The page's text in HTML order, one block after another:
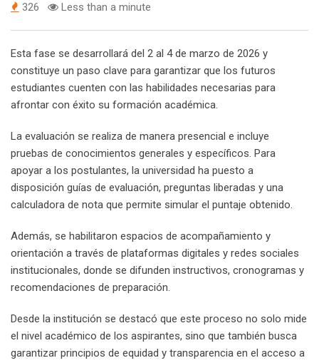
326 Less than a minute
Esta fase se desarrollará del 2 al 4 de marzo de 2026 y
constituye un paso clave para garantizar que los futuros
estudiantes cuenten con las habilidades necesarias para
afrontar con éxito su formación académica.
La evaluación se realiza de manera presencial e incluye
pruebas de conocimientos generales y específicos. Para
apoyar a los postulantes, la universidad ha puesto a
disposición guías de evaluación, preguntas liberadas y una
calculadora de nota que permite simular el puntaje obtenido.
Además, se habilitaron espacios de acompañamiento y
orientación a través de plataformas digitales y redes sociales
institucionales, donde se difunden instructivos, cronogramas y
recomendaciones de preparación.
Desde la institución se destacó que este proceso no solo mide
el nivel académico de los aspirantes, sino que también busca
garantizar principios de equidad y transparencia en el acceso a